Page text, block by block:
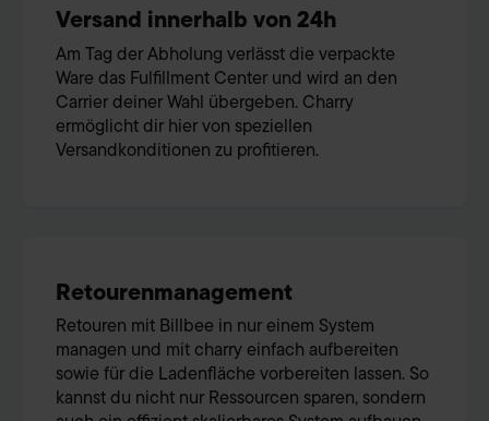
Versand innerhalb von 24h
Am Tag der Abholung verlässt die verpackte
Ware das Fulfillment Center und wird an den
Carrier deiner Wahl übergeben. Charry
ermöglicht dir hier von speziellen
Versandkonditionen zu profitieren.
Retourenmanagement
Retouren mit Billbee in nur einem System
managen und mit charry einfach aufbereiten
sowie für die Ladenfläche vorbereiten lassen. So
kannst du nicht nur Ressourcen sparen, sondern